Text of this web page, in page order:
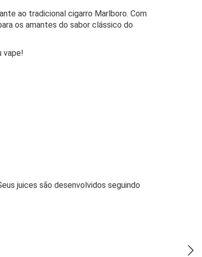
ao tradicional cigarro Marlboro. Com
os amantes do sabor clássico do
vape!
juices são desenvolvidos seguindo